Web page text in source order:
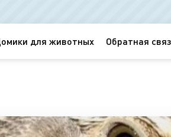
для животных Обратная